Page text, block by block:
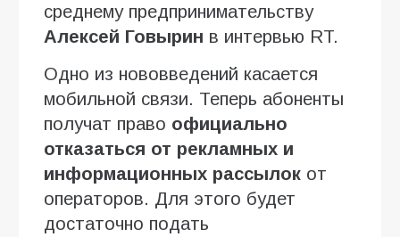
среднему предпринимательству
Алексей Говырин в интервью RT.
Одно из нововведений касается
мобильной связи. Теперь абоненты
получат право официально
отказаться от рекламных и
информационных рассылок от
операторов. Для этого будет
достаточно подать